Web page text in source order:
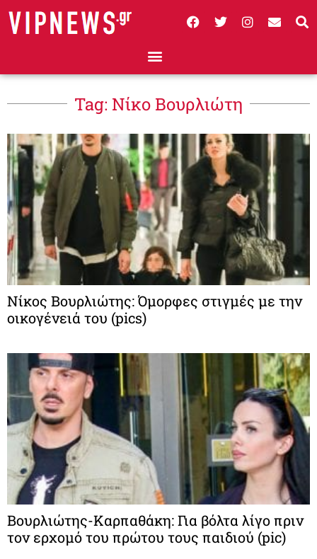
Tag: Νίκο Βουρλιώτη
Νίκος Βουρλιώτης: Όμορφες στιγμές με την
οικογένειά του (pics)
Βουρλιώτης-Καρπαθάκη: Για βόλτα λίγο πριν
τον ερχομό του πρώτου τους παιδιού (pic)